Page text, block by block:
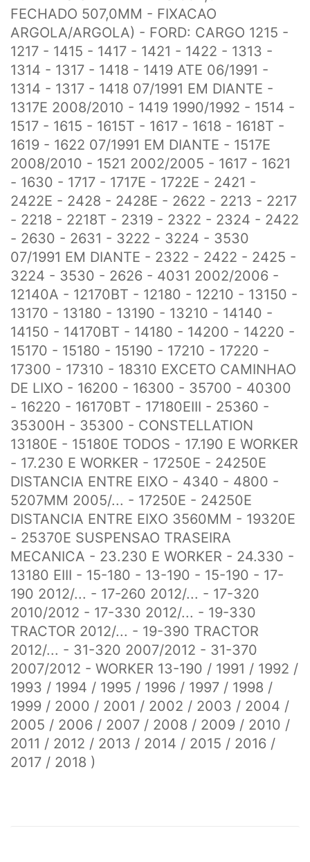
FECHADO 507,0MM - FIXACAO
ARGOLA/ARGOLA) - FORD: CARGO 1215 -
1217 - 1415 - 1417 - 1421 - 1422 - 1313 -
1314 - 1317 - 1418 - 1419 ATE 06/1991 -
1314 - 1317 - 1418 07/1991 EM DIANTE -
1317E 2008/2010 - 1419 1990/1992 - 1514 -
1517 - 1615 - 1615T - 1617 - 1618 - 1618T -
1619 - 1622 07/1991 EM DIANTE - 1517E
2008/2010 - 1521 2002/2005 - 1617 - 1621
- 1630 - 1717 - 1717E - 1722E - 2421 -
2422E - 2428 - 2428E - 2622 - 2213 - 2217
- 2218 - 2218T - 2319 - 2322 - 2324 - 2422
- 2630 - 2631 - 3222 - 3224 - 3530
07/1991 EM DIANTE - 2322 - 2422 - 2425 -
3224 - 3530 - 2626 - 4031 2002/2006 -
12140A - 12170BT - 12180 - 12210 - 13150 -
13170 - 13180 - 13190 - 13210 - 14140 -
14150 - 14170BT - 14180 - 14200 - 14220 -
15170 - 15180 - 15190 - 17210 - 17220 -
17300 - 17310 - 18310 EXCETO CAMINHAO
DE LIXO - 16200 - 16300 - 35700 - 40300
- 16220 - 16170BT - 17180EIII - 25360 -
35300H - 35300 - CONSTELLATION
13180E - 15180E TODOS - 17.190 E WORKER
- 17.230 E WORKER - 17250E - 24250E
DISTANCIA ENTRE EIXO - 4340 - 4800 -
5207MM 2005/... - 17250E - 24250E
DISTANCIA ENTRE EIXO 3560MM - 19320E
- 25370E SUSPENSAO TRASEIRA
MECANICA - 23.230 E WORKER - 24.330 -
13180 EIII - 15-180 - 13-190 - 15-190 - 17-
190 2012/... - 17-260 2012/... - 17-320
2010/2012 - 17-330 2012/... - 19-330
TRACTOR 2012/... - 19-390 TRACTOR
2012/... - 31-320 2007/2012 - 31-370
2007/2012 - WORKER 13-190 / 1991 / 1992 /
1993 / 1994 / 1995 / 1996 / 1997 / 1998 /
1999 / 2000 / 2001 / 2002 / 2003 / 2004 /
2005 / 2006 / 2007 / 2008 / 2009 / 2010 /
2011 / 2012 / 2013 / 2014 / 2015 / 2016 /
2017 / 2018 )